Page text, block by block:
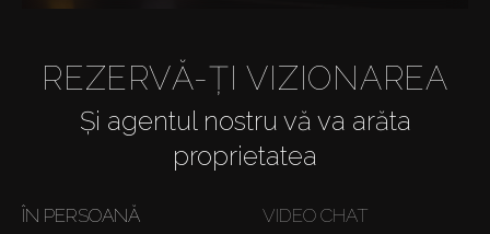
REZERVĂ-ȚI VIZIONAREA
Și agentul nostru vă va arăta
proprietatea
ÎN PERSOANĂ VIDEO CHAT